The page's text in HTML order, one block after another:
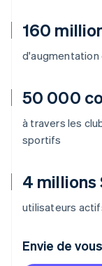
160
d'augmentation
50 000
à travers les
sportifs
4 millions
utilisateurs
Envie de